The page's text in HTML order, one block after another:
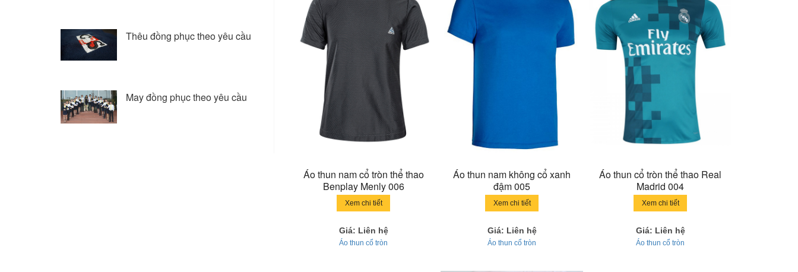
Thêu đồng phục theo yêu cầu
May đồng phục theo yêu cầu
Áo thun nam cổ tròn thể thao
Benplay Menly 006
Xem chi tiết
Giá: Liên hệ
Áo thun cổ tròn
Áo thun nam không cổ xanh
đậm 005
Xem chi tiết
Giá: Liên hệ
Áo thun cổ tròn
Áo thun cổ tròn thể thao Real
Madrid 004
Xem chi tiết
Giá: Liên hệ
Áo thun cổ tròn